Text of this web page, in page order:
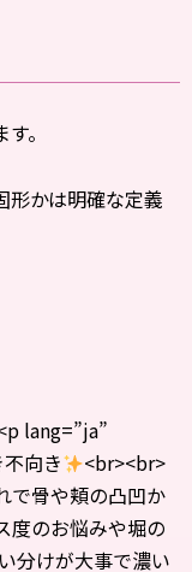
。
形かは明確な定義
lang=”ja”
向き
<br><br>
で骨や頬の凸凹か
度のお悩みや堀の
分けが大事で濃い